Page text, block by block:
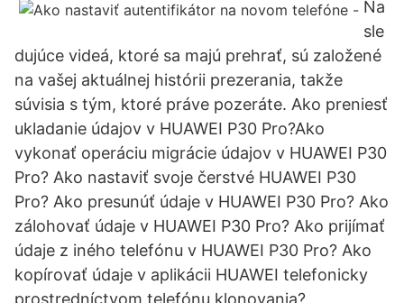
Na
sle
dujúce videá, ktoré sa majú prehrať, sú založené
na vašej aktuálnej histórii prezerania, takže
súvisia s tým, ktoré práve pozeráte. Ako preniesť
ukladanie údajov v HUAWEI P30 Pro?Ako
vykonať operáciu migrácie údajov v HUAWEI P30
Pro? Ako nastaviť svoje čerstvé HUAWEI P30
Pro? Ako presunúť údaje v HUAWEI P30 Pro? Ako
zálohovať údaje v HUAWEI P30 Pro? Ako prijímať
údaje z iného telefónu v HUAWEI P30 Pro? Ako
kopírovať údaje v aplikácii HUAWEI telefonicky
prostredníctvom telefónu klonovania?